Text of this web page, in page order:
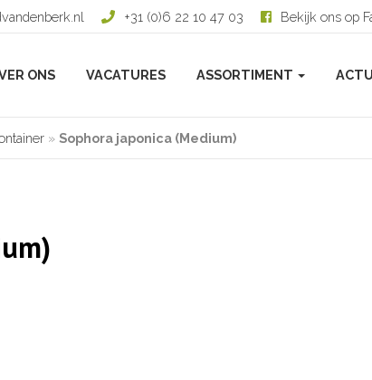
+31 (0)6 22 10 47 03 Bekijk ons op
ONS VACATURES ASSORTIMENT
» Sophora japonica (Medium)